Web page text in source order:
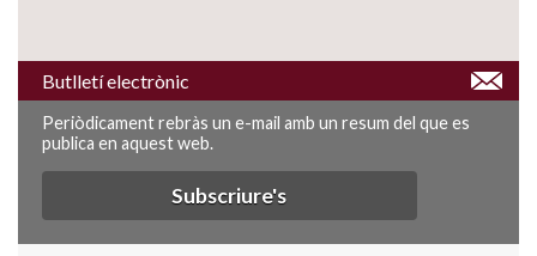
Butlletí electrònic
Periòdicament rebràs un e-mail amb un resum del que es
publica en aquest web.
Subscriure's